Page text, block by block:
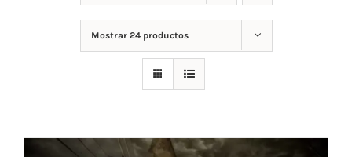
Mostrar 24 productos